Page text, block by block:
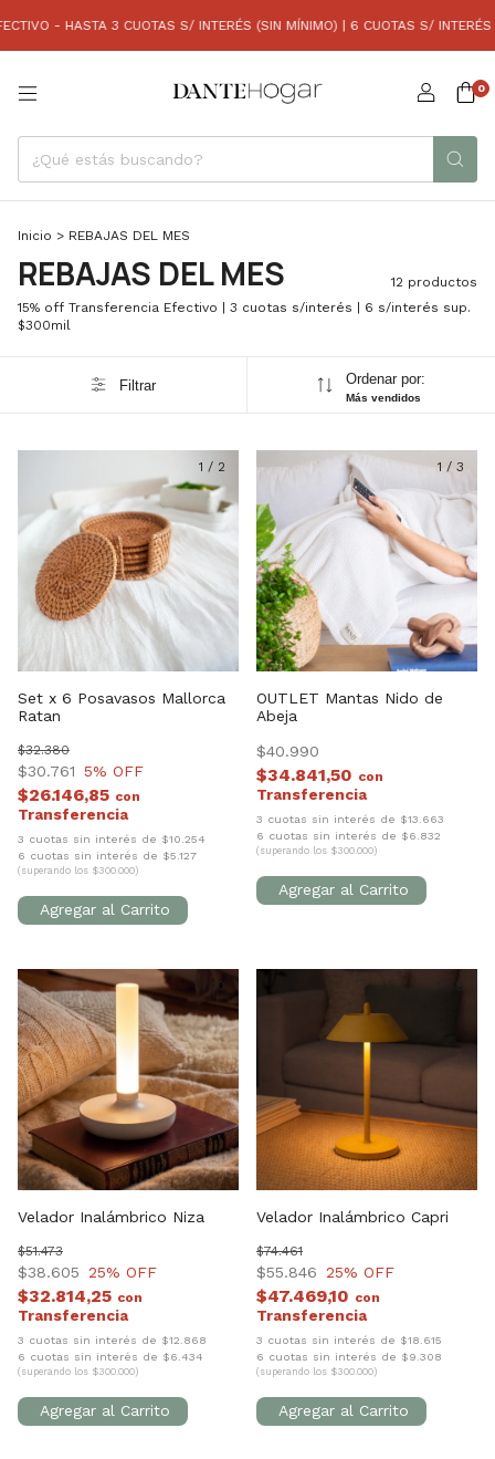
- HASTA 3 CUOTAS S/ INTERÉS (SIN MÍNIMO) | 6 CUOTAS S/ INTERÉS
0
Inicio > REBAJAS DEL MES
REBAJAS DEL MES
12 productos
15% off Transferencia Efectivo | 3 cuotas s/interés | 6 s/interés sup.
$300mil
Filtrar Ordenar por:
Más vendidos
1 / 2
Set x 6 Posavasos Mallorca
Ratan
$30.761
$32.380
5% OFF
$26.146,85 con
3 cuotas sin interés de $10.254
6 cuotas sin interés de $5.127
(superando los $300.000)
1 / 3
OUTLET Mantas Nido de
Abeja
$40.990
$34.841,50 con
3 cuotas sin interés de $13.663
6 cuotas sin interés de $6.832
(superando los $300.000)
1 10
Velador Inalámbrico Niza
$38.605
$51.473
25% OFF
$32.814,25 con
3 cuotas sin interés de $12.868
6 cuotas sin interés de $6.434
(superando los $300.000)
9
Velador Inalámbrico Capri
$55.846
$74.461
25% OFF
$47.469,10 con
3 cuotas sin interés de $18.615
6 cuotas sin interés de $9.308
(superando los $300.000)